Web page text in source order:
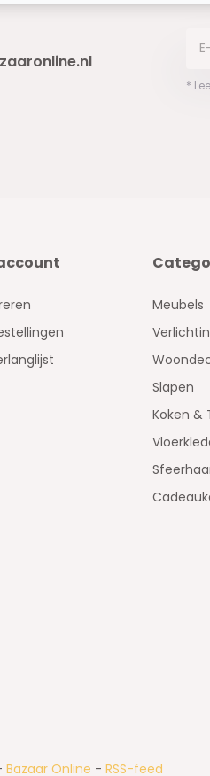
*
Meubels
Slapen
Koken &
Bazaar Online - RSS-feed